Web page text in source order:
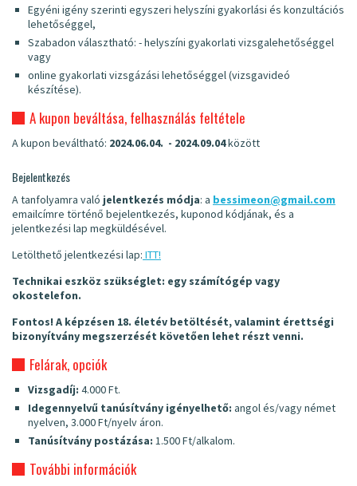
Egyéni igény szerinti egyszeri helyszíni gyakorlási és konzultációs
lehetőséggel,
Szabadon választható: - helyszíni gyakorlati vizsgalehetőséggel
vagy
online gyakorlati vizsgázási lehetőséggel (vizsgavideó
készítése).
A kupon beváltása, felhasználás feltétele
A kupon beváltható: 2024.06.04. - 2024.09.04között
Bejelentkezés
A tanfolyamra való jelentkezés módja: a bessimeon@gmail.com
emailcímre történő bejelentkezés, kuponod kódjának, és a
jelentkezési lap megküldésével.
Letölthető jelentkezési lap: ITT!
Technikai eszköz szükséglet: egy számítógép vagy
okostelefon.
Fontos! A képzésen 18. életév betöltését, valamint érettségi
bizonyítvány megszerzését követően lehet részt venni.
Felárak, opciók
Vizsgadíj: 4.000 Ft.
Idegennyelvű tanúsítvány igényelhető: angol és/vagy német
nyelven, 3.000 Ft/nyelv áron.
Tanúsítvány postázása: 1.500 Ft/alkalom.
További információk